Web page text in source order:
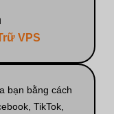
VPS
bạn bằng cách
TikTok,